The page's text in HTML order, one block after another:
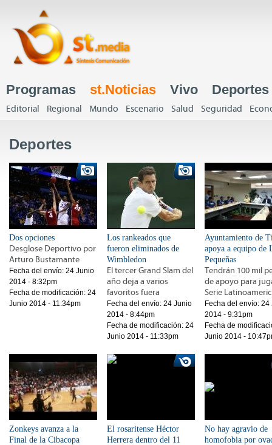
Menú principal
Programas st.Noticias Vivo Deportes
Menú principal
Editorial Regional Mundo Escenario Salud Seguridad
Deportes
Dos opciones
Desglose Deportivo por
Arturo Bustamante
Fecha del envío: 24 Junio
2014 - 8:32pm
Fecha de modificación: 24
Junio 2014 - 11:34pm
Los rankeados que
fueron eliminados de
Wimbledon
El tercer Grand Slam del
año deja a varios
favoritos fuera
Fecha del envío: 24 Junio
2014 - 8:44pm
Fecha de modificación: 24
Junio 2014 - 11:33pm
Ayuntamiento de
apoya a equipo de
Pequeñas
Tendrán 100 mil
de apoyo para
Serie
Fecha del envío: 24
2014 - 9:31pm
Fecha de
Junio 2014 -
Zonkeys avanza a la
Final de la Cibacopa
El rosaritense Héctor
Herrera dentro del 11
No hay agravio de
homofobia por